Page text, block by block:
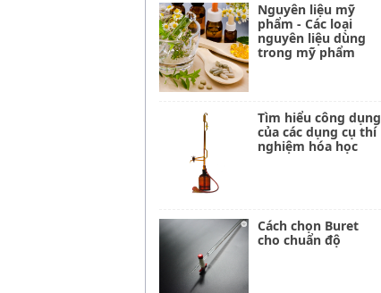
Nguyên liệu mỹ
phẩm - Các loại
nguyên liệu dùng
trong mỹ phẩm
Tìm hiểu công dụng
của các dụng cụ thí
nghiệm hóa học
Cách chọn Buret
cho chuẩn độ